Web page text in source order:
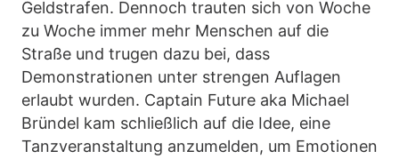
Geldstrafen. Dennoch trauten sich von Woche
zu Woche immer mehr Menschen auf die
Straße und trugen dazu bei, dass
Demonstrationen unter strengen Auflagen
erlaubt wurden. Captain Future aka Michael
Bründel kam schließlich auf die Idee, eine
Tanzveranstaltung anzumelden, um Emotionen